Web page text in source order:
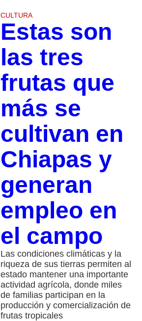
CULTURA
Estas son
las tres
frutas que
más se
cultivan en
Chiapas y
generan
empleo en
el campo
Las condiciones climáticas y la
riqueza de sus tierras permiten al
estado mantener una importante
actividad agrícola, donde miles
de familias participan en la
producción y comercialización de
frutas tropicales